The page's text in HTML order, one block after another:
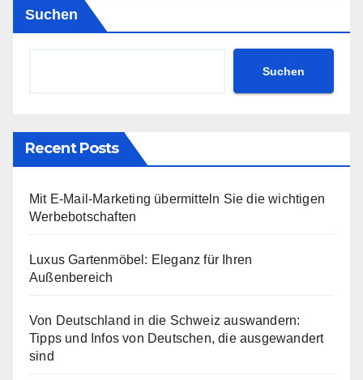
Suchen
Suchen
Recent Posts
Mit E-Mail-Marketing übermitteln Sie die wichtigen
Werbebotschaften
Luxus Gartenmöbel: Eleganz für Ihren
Außenbereich
Von Deutschland in die Schweiz auswandern:
Tipps und Infos von Deutschen, die ausgewandert
sind